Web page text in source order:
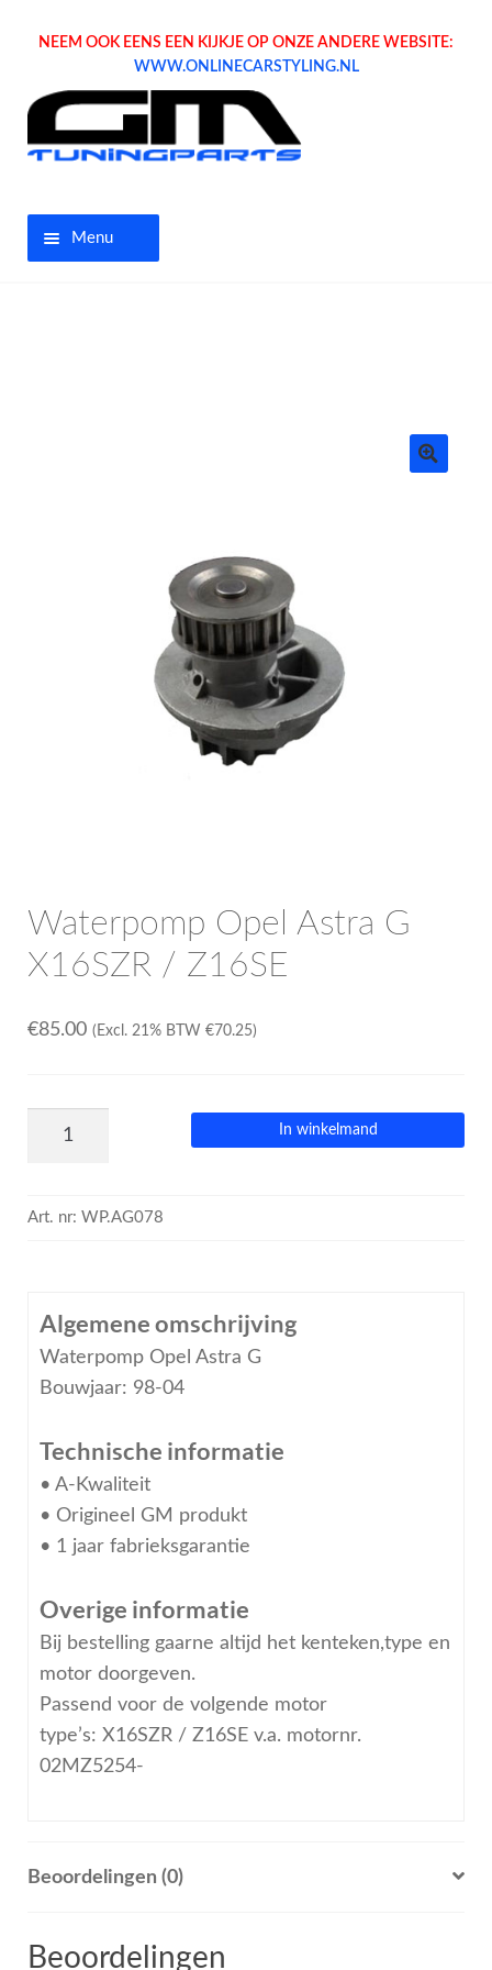
NEEM OOK EENS EEN KIJKJE OP ONZE ANDERE WEBSITE:
WWW.ONLINECARSTYLING.NL
Menu
Bedrijfswagen parts
Inloggen / Registreren
Waterpomp Opel Astra G
X16SZR / Z16SE
€85.00 (Excl. 21% BTW €70.25)
In winkelmand
Art. nr: WP.AG078
Algemene omschrijving
Waterpomp Opel Astra G
Bouwjaar: 98-04
Technische informatie
• A-Kwaliteit
• Origineel GM produkt
• 1 jaar fabrieksgarantie
Overige informatie
Bij bestelling gaarne altijd het kenteken,type en
motor doorgeven.
Passend voor de volgende motor
type’s: X16SZR / Z16SE v.a. motornr.
02MZ5254-
Beoordelingen (0)
Beoordelingen